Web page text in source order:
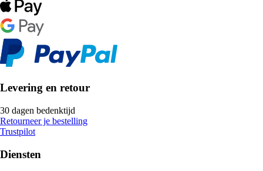
Levering en retour
30 dagen bedenktijd
Retourneer je bestelling
Trustpilot
Diensten